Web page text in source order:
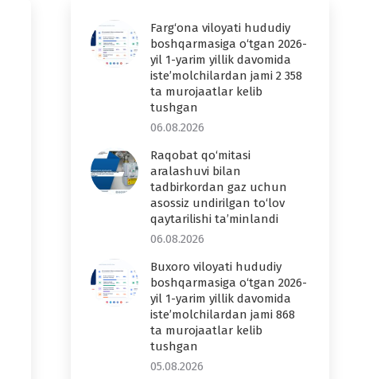
Farg‘ona viloyati hududiy
boshqarmasiga o‘tgan 2026-
yil 1-yarim yillik davomida
iste’molchilardan jami 2 358
ta murojaatlar kelib
tushgan
06.08.2026
Raqobat qo‘mitasi
aralashuvi bilan
tadbirkordan gaz uchun
asossiz undirilgan to‘lov
qaytarilishi ta’minlandi
06.08.2026
Buxoro viloyati hududiy
boshqarmasiga o‘tgan 2026-
yil 1-yarim yillik davomida
iste’molchilardan jami 868
ta murojaatlar kelib
tushgan
05.08.2026